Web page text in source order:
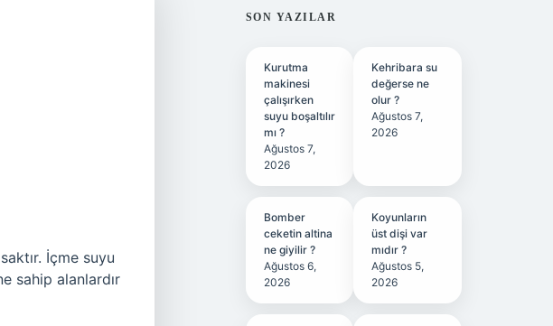
İçme suyu
sahip alanlardır
SIDEBAR
SON YAZILAR
Kurutma
makinesi
çalışırken
suyu boşaltılır
mı ?
Ağustos 7,
2026
Kehribara su
değerse ne
olur ?
Ağustos 7,
2026
Bomber
ceketin altina
ne giyilir ?
Ağustos 6,
2026
Koyunların
üst dişi var
mıdır ?
Ağustos 5,
2026